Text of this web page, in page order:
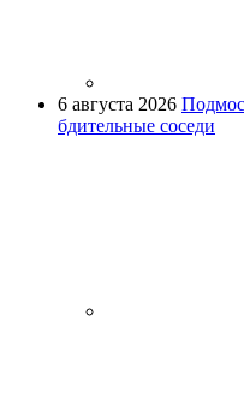
6 августа 2026
бдительные соседи